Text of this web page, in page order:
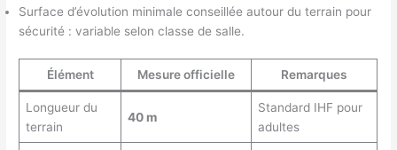
Surface d’évolution minimale conseillée autour du terrain pour
sécurité : variable selon classe de salle.
Élément Mesure officielle Remarques
Longueur du
terrain
40 m
Standard IHF pour
adultes